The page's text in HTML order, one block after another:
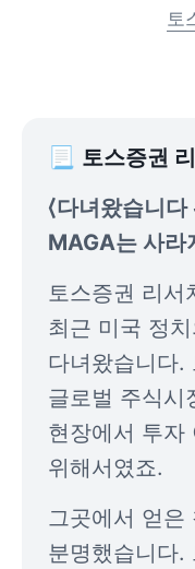
토
📃 토스증권
⟨다녀왔습니
MAGA는 사라
토스증권 리서
최근 미국 정
다녀왔습니다.
글로벌 주식시
현장에서 투자
위해서였죠.
그곳에서 얻은
분명했습니다.